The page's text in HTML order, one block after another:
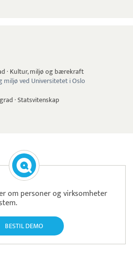
· Kultur, miljø og bærekraft
ved Universitetet i Oslo
·Statsvitenskap
om personer og virksomheter
BESTIL DEMO